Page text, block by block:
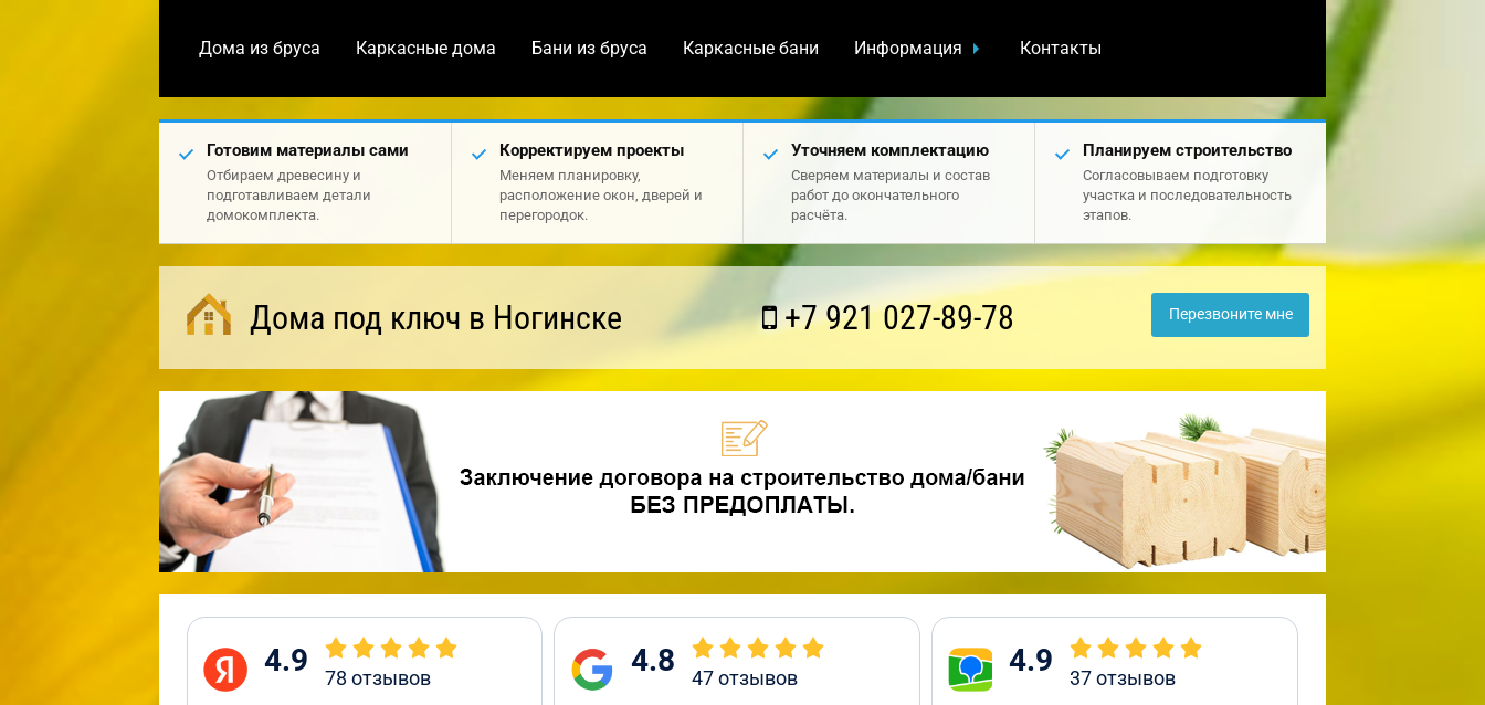
Дома из бруса Каркасные дома Бани из бруса Каркасные бани Информация Контакты
Готовим материалы сами
Отбираем древесину и
подготавливаем детали
домокомплекта.
Корректируем проекты
Меняем планировку,
расположение окон, дверей и
перегородок.
Уточняем комплектацию
Сверяем материалы и состав
работ до окончательного
расчёта.
Планируем строительство
Согласовываем подготовку
участка и последовательность
этапов.
Дома под ключ в Ногинске +7 921 027-89-78 Перезвоните мне
4.9 78 отзывов 4.8 47отзывов 4.9 37отзывов